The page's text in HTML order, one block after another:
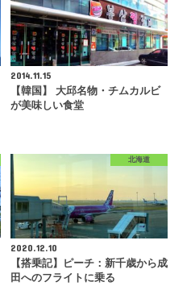
2014.11.15
【韓国】 大邱名物・チムカルビ
が美味しい食堂
北海道
2020.12.10
【搭乗記】ピーチ：新千歳から成
田へのフライトに乗る